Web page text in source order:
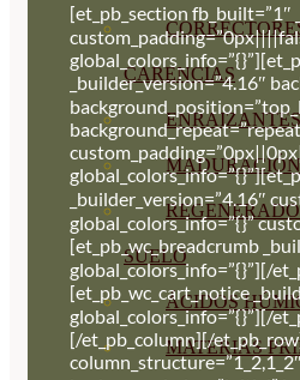
CARENCIAS
ENRAIZANTES
SUELO
ÁCIDOS
MATERIAS
[et_pb_section fb_built=”1″
_builder_version=”4.16″
_builder_version=”4.16″
global_colors_info=”{}”
[et_pb_wc_breadcrumb
global_colors_info=”{}”][/
[et_pb_wc_cart_notice
global_colors_info=”{}”][/
[/et_pb_column][/